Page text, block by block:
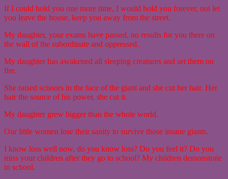
If I could hold you one more time, I would hold you forever, not let
you leave the house, keep you away from the street.
My daughter, your exams have passed, no results for you there on
the wall of the subordinate and oppressed.
My daughter has awakened all sleeping creatures and set them on
fire.
She raised scissors in the face of the giant and she cut her hair. Her
hair the source of his power, she cut it.
My daughter grew bigger than the whole world.
Our little women lose their sanity to survive those insane giants.
I know loss well now, do you know loss? Do you feel it? Do you
miss your children after they go to school? My children demonstrate
in school.